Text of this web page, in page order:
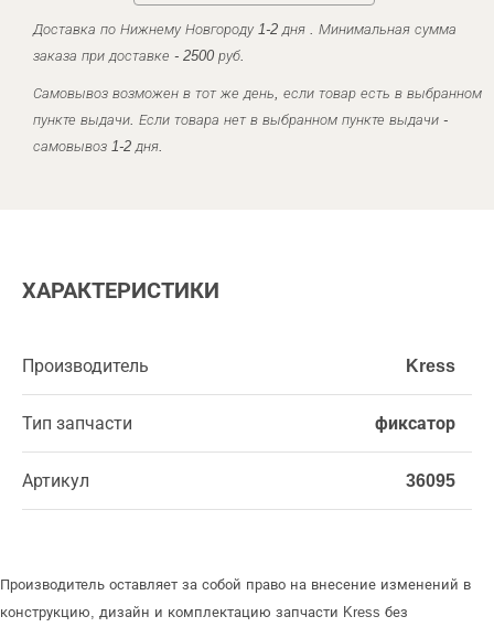
Доставка по Нижнему Новгороду 1-2 дня . Минимальная сумма
заказа при доставке - 2500 руб.
Самовывоз возможен в тот же день, если товар есть в выбранном
пункте выдачи. Если товара нет в выбранном пункте выдачи -
самовывоз 1-2 дня.
ХАРАКТЕРИСТИКИ
Производитель Kress
Тип запчасти фиксатор
Артикул 36095
Производитель оставляет за собой право на внесение изменений в
конструкцию, дизайн и комплектацию запчасти Kress без